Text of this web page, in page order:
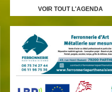
VOIR TOUT L'AGENDA